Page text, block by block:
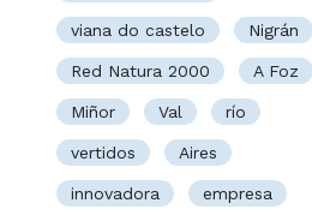
viana do castelo Nigrán
Red Natura 2000 A Foz
Miñor Val río
vertidos Aires
innovadora empresa